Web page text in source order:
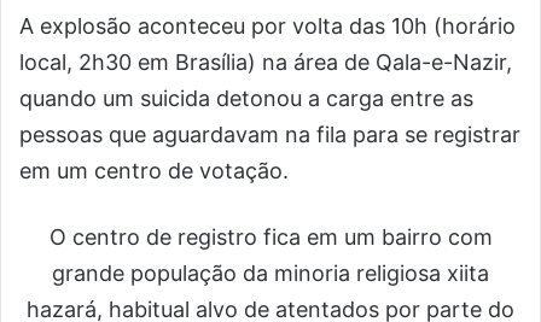
A explosão aconteceu por volta das 10h (horário
local, 2h30 em Brasília) na área de Qala-e-Nazir,
quando um suicida detonou a carga entre as
pessoas que aguardavam na fila para se registrar
em um centro de votação.
O centro de registro fica em um bairro com
grande população da minoria religiosa xiita
hazará, habitual alvo de atentados por parte do